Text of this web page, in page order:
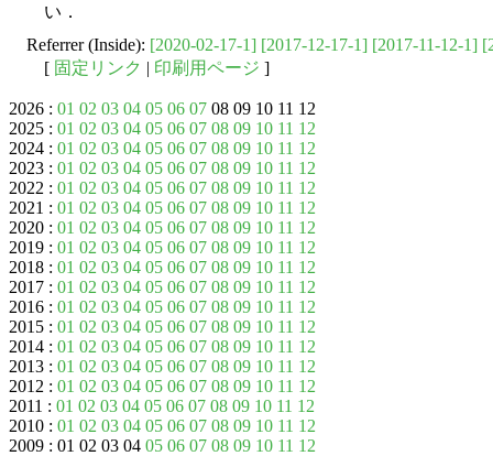
い．
Referrer (Inside): [2020-02-17-1] [2017-12-17-1] [2017-11-12-1]
[ 固定リンク | 印刷用ページ ]
2026 : 01 02 03 04 05 06 07 08 09 10 11 12
2025 : 01 02 03 04 05 06 07 08 09 10 11 12
2024 : 01 02 03 04 05 06 07 08 09 10 11 12
2023 : 01 02 03 04 05 06 07 08 09 10 11 12
2022 : 01 02 03 04 05 06 07 08 09 10 11 12
2021 : 01 02 03 04 05 06 07 08 09 10 11 12
2020 : 01 02 03 04 05 06 07 08 09 10 11 12
2019 : 01 02 03 04 05 06 07 08 09 10 11 12
2018 : 01 02 03 04 05 06 07 08 09 10 11 12
2017 : 01 02 03 04 05 06 07 08 09 10 11 12
2016 : 01 02 03 04 05 06 07 08 09 10 11 12
2015 : 01 02 03 04 05 06 07 08 09 10 11 12
2014 : 01 02 03 04 05 06 07 08 09 10 11 12
2013 : 01 02 03 04 05 06 07 08 09 10 11 12
2012 : 01 02 03 04 05 06 07 08 09 10 11 12
2011 : 01 02 03 04 05 06 07 08 09 10 11 12
2010 : 01 02 03 04 05 06 07 08 09 10 11 12
2009 : 01 02 03 04 05 06 07 08 09 10 11 12